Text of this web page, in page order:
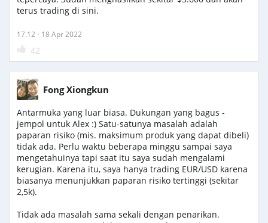
terus trading di sini.
17.12 - 18 Apr 2022
42
Fong Xiongkun
Antarmuka yang luar biasa. Dukungan yang bagus -
jempol untuk Alex :) Satu-satunya masalah adalah
paparan risiko (mis. maksimum produk yang dapat dibeli)
tidak ada. Perlu waktu beberapa minggu sampai saya
mengetahuinya tapi saat itu saya sudah mengalami
kerugian. Karena itu, saya hanya trading EUR/USD karena
biasanya menunjukkan paparan risiko tertinggi (sekitar
2,5k).
Tidak ada masalah sama sekali dengan penarikan.